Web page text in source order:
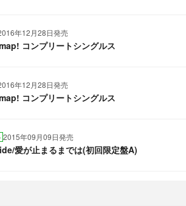
年12月28日発売
コンプリートシングルス
年12月28日発売
コンプリートシングルス
2015年09月09日発売
愛が止まるまでは(初回限定盤A)